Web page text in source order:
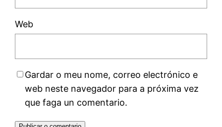
Web
Gardar o meu nome, correo electrónico e
web neste navegador para a próxima vez
que faga un comentario.